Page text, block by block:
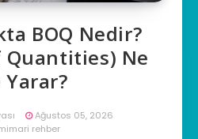
BOQ Nedir?
Quantities) Ne
Yarar?
Ağustos 05, 2026
rehber